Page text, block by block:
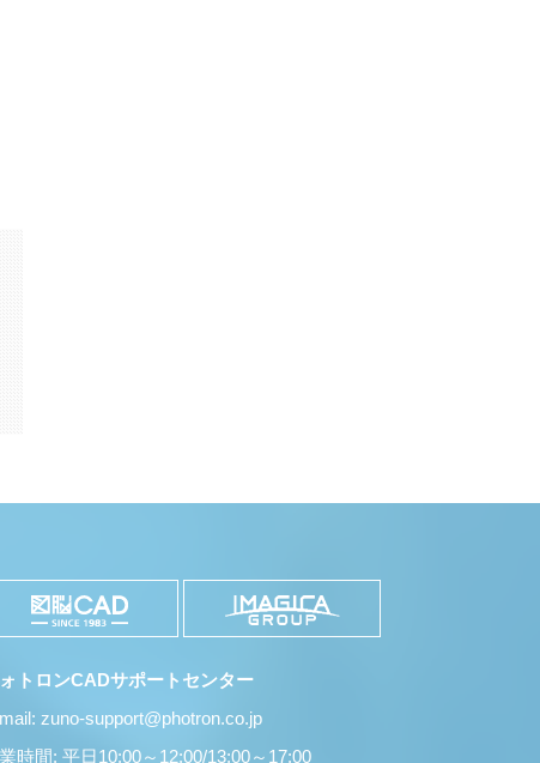
トロンCADサポートセンター
zuno-support@photron.co.jp
時間: 平日10:00～12:00/13:00～17:00